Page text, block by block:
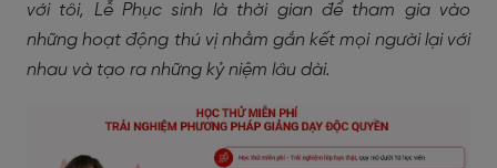
với tôi, Lễ Phục sinh là thời gian để tham gia vào
những hoạt động thú vị nhằm gắn kết mọi người lại với
nhau và tạo ra những kỷ niệm lâu dài.